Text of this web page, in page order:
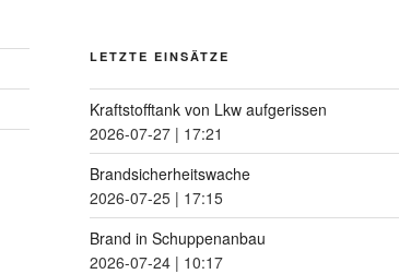
LETZTE EINSÄTZE
Kraftstofftank von Lkw aufgerissen
2026-07-27| 17:21
Brandsicherheitswache
2026-07-25| 17:15
Brand in Schuppenanbau
2026-07-24| 10:17